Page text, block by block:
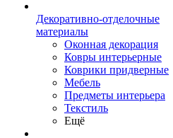
Декоративно-отделочные
материалы
Оконная декорация
Ковры интерьерные
Коврики придверные
Мебель
Предметы интерьера
Текстиль
Ещё